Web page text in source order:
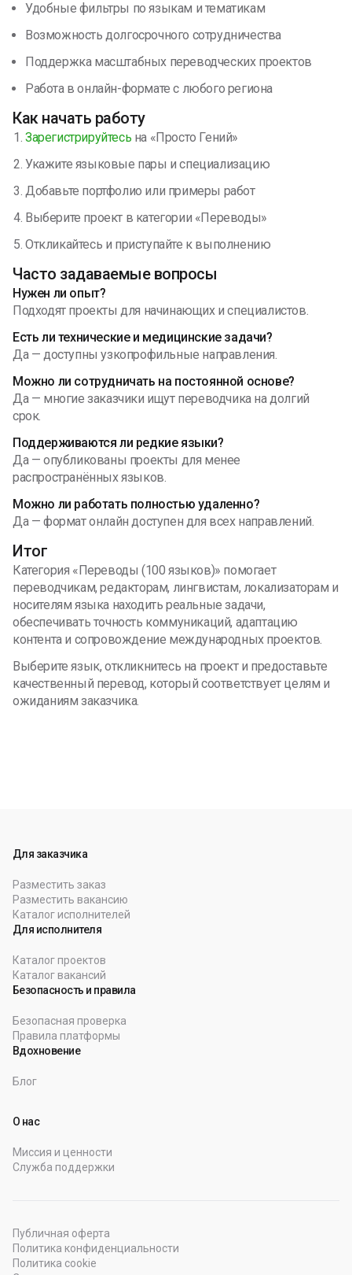
Удобные фильтры по языкам и тематикам
Возможность долгосрочного сотрудничества
Поддержка масштабных переводческих проектов
Работа в онлайн-формате с любого региона
Как начать работу
Зарегистрируйтесь на «Просто Гений»
Укажите языковые пары и специализацию
Добавьте портфолио или примеры работ
Выберите проект в категории «Переводы»
Откликайтесь и приступайте к выполнению
Часто задаваемые вопросы
Нужен ли опыт?
Подходят проекты для начинающих и специалистов.
Есть ли технические и медицинские задачи?
Да — доступны узкопрофильные направления.
Можно ли сотрудничать на постоянной основе?
Да — многие заказчики ищут переводчика на долгий
срок.
Поддерживаются ли редкие языки?
Да — опубликованы проекты для менее
распространённых языков.
Можно ли работать полностью удаленно?
Да — формат онлайн доступен для всех направлений.
Итог
Категория «Переводы (100 языков)» помогает
переводчикам, редакторам, лингвистам, локализаторам и
носителям языка находить реальные задачи,
обеспечивать точность коммуникаций, адаптацию
контента и сопровождение международных проектов.
Выберите язык, откликнитесь на проект и предоставьте
качественный перевод, который соответствует целям и
ожиданиям заказчика.
Для заказчика
Разместить заказ
Разместить вакансию
Каталог исполнителей
Для исполнителя
Каталог проектов
Каталог вакансий
Безопасность и правила
Безопасная проверка
Правила платформы
Вдохновение
Блог
О нас
Миссия и ценности
Служба поддержки
Публичная оферта
Политика конфиденциальности
Политика cookie